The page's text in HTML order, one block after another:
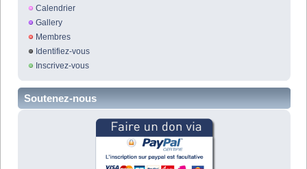
Calendrier
Gallery
Membres
Identifiez-vous
Inscrivez-vous
Soutenez-nous